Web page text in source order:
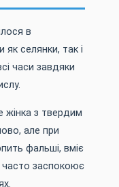
в
як селянки, так і
часи завдяки
жінка з твердим
але при
фальші, вміє
часто заспокоює